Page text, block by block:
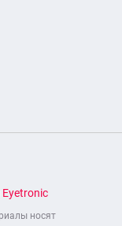
Eyetronic
носят